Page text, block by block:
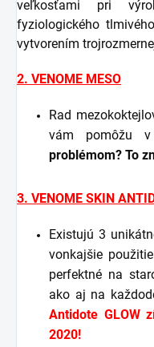
veľkosťami pri
fyziologického
vytvorením
2. VENOME MESO
Rad
vám
problémom? To
3. VENOME SKIN
Existujú 3
vonkajšie
perfektné na
ako aj na
Antidote GLOW
2020!